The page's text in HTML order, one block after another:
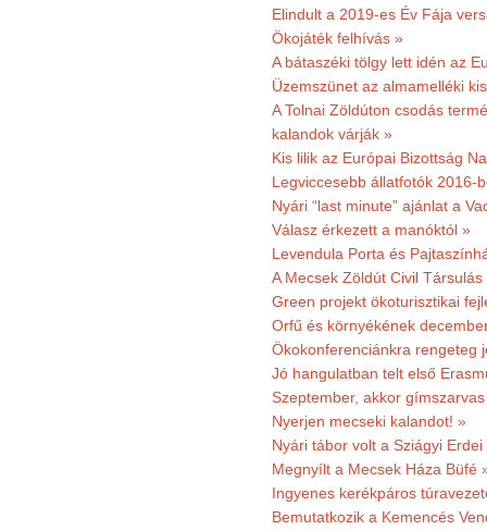
Elindult a 2019-es Év Fája
Ökojáték felhívás »
A bátaszéki tölgy lett idén az
Üzemszünet az almamelléki
A Tolnai Zöldúton csodás
kalandok várják »
Kis lilik az Európai Bizottság
Legviccesebb állatfotók 2016-
Nyári “last minute” ajánlat a
Válasz érkezett a manóktól »
Levendula Porta és
A Mecsek Zöldút Civil
Green projekt ökoturisztikai
Orfű és környékének
Ökokonferenciánkra rengeteg
Jó hangulatban telt első
Szeptember, akkor
Nyerjen mecseki kalandot! »
Nyári tábor volt a Sziágyi
Megnyílt a Mecsek Háza Büfé
Ingyenes kerékpáros
Bemutatkozik a Kemencés